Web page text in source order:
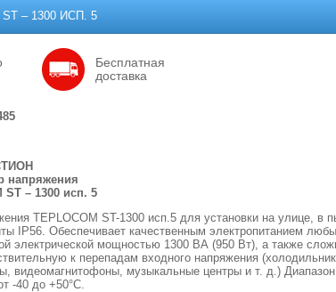
– 1300 ИСП. 5
Бесплатная
доставка
напряжения
ST – 1300 исп. 5
TEPLOCOM ST-1300 исп.5 для установки на улице, в
IP56. Обеспечивает качественным электропитанием
электрической мощностью 1300 ВА (950 Вт), а также
к перепадам входного напряжения
видеомагнитофоны, музыкальные центры и т. д.)
-40 до +50°C.